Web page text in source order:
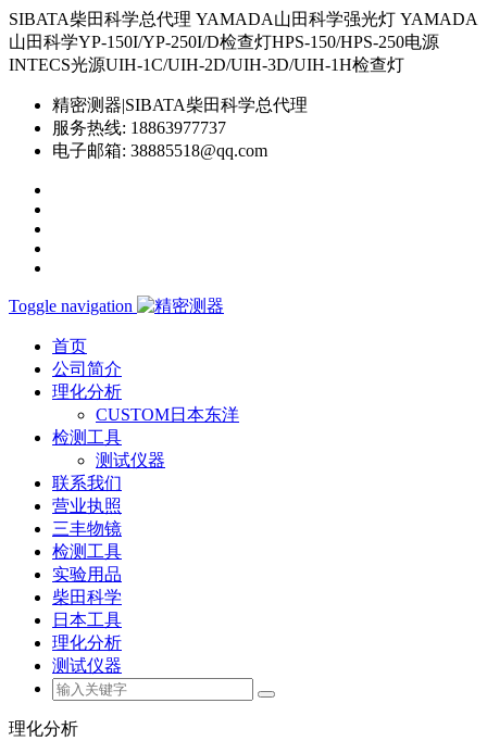
SIBATA柴田科学总代理 YAMADA山田科学强光灯 YAMADA
山田科学YP-150I/YP-250I/D检查灯HPS-150/HPS-250电源
INTECS光源UIH-1C/UIH-2D/UIH-3D/UIH-1H检查灯
精密测器|SIBATA柴田科学总代理
服务热线: 18863977737
电子邮箱: 38885518@qq.com
Toggle navigation
首页
公司简介
理化分析
CUSTOM日本东洋
检测工具
测试仪器
联系我们
营业执照
三丰物镜
检测工具
实验用品
柴田科学
日本工具
理化分析
测试仪器
理化分析